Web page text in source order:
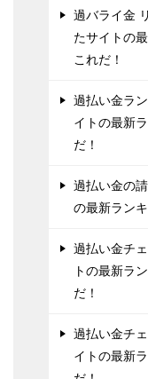
過バライ金
たサイトの
これだ！
過払い金ラ
イトの最新
だ！
過払い金の
の最新ラン
過払い金チ
トの最新ラ
だ！
過払い金チ
イトの最新